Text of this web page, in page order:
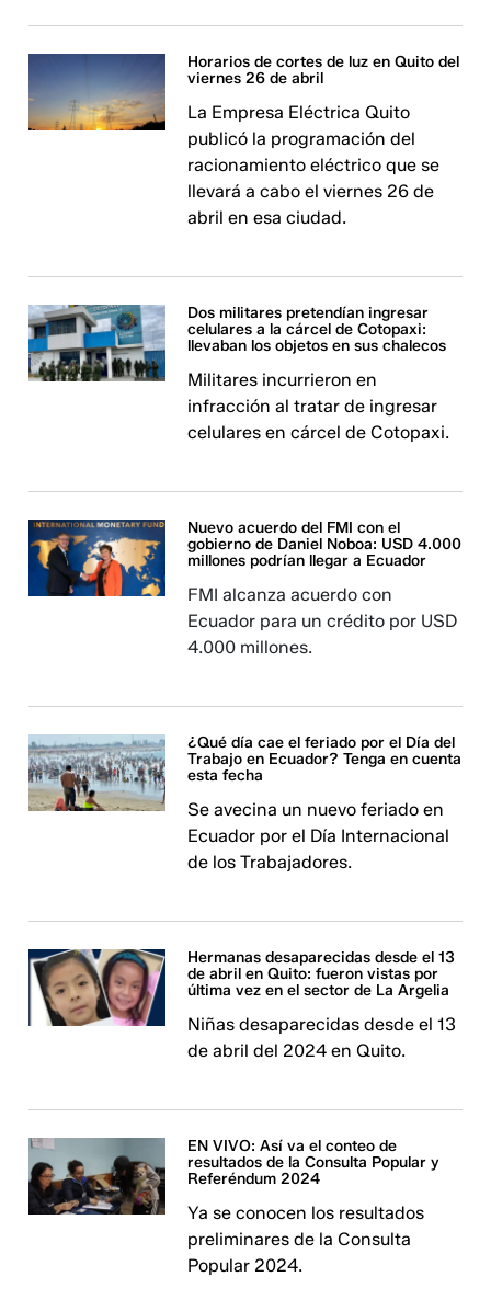
Horarios de cortes de luz en Quito del
viernes 26 de abril
La Empresa Eléctrica Quito
publicó la programación del
racionamiento eléctrico que se
llevará a cabo el viernes 26 de
abril en esa ciudad.
Dos militares pretendían ingresar
celulares a la cárcel de Cotopaxi:
llevaban los objetos en sus chalecos
Militares incurrieron en
infracción al tratar de ingresar
celulares en cárcel de Cotopaxi.
Nuevo acuerdo del FMI con el
gobierno de Daniel Noboa: USD 4.000
millones podrían llegar a Ecuador
FMI alcanza acuerdo con
Ecuador para un crédito por USD
4.000 millones.
¿Qué día cae el feriado por el Día del
Trabajo en Ecuador? Tenga en cuenta
esta fecha
Se avecina un nuevo feriado en
Ecuador por el Día Internacional
de los Trabajadores.
Hermanas desaparecidas desde el 13
de abril en Quito: fueron vistas por
última vez en el sector de La Argelia
Niñas desaparecidas desde el 13
de abril del 2024 en Quito.
EN VIVO: Así va el conteo de
resultados de la Consulta Popular y
Referéndum 2024
Ya se conocen los resultados
preliminares de la Consulta
Popular 2024.